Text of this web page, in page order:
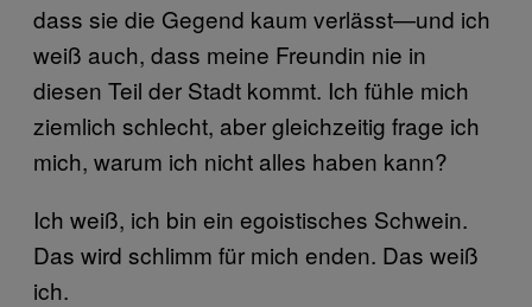
dass sie die Gegend kaum verlässt—und ich
weiß auch, dass meine Freundin nie in
diesen Teil der Stadt kommt. Ich fühle mich
ziemlich schlecht, aber gleichzeitig frage ich
mich, warum ich nicht alles haben kann?
Ich weiß, ich bin ein egoistisches Schwein.
Das wird schlimm für mich enden. Das weiß
ich.